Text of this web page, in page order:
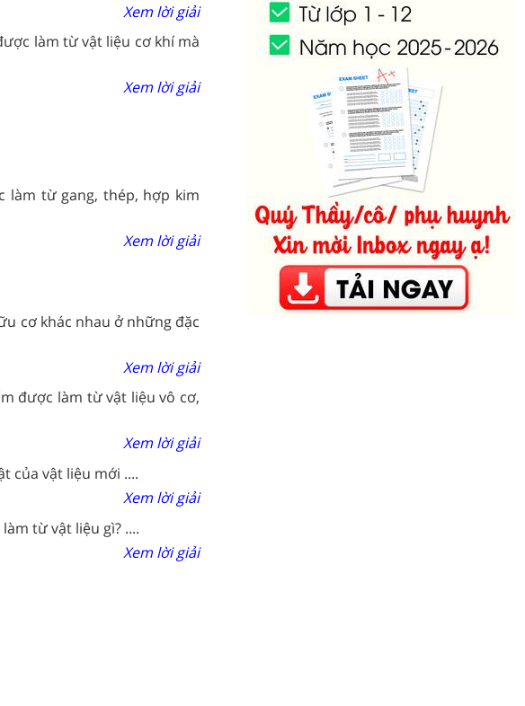
Xem lời giải
làm từ vật liệu cơ khí mà
Xem lời giải
làm từ gang, thép, hợp kim
Xem lời giải
cơ khác nhau ở những đặc
Xem lời giải
được làm từ vật liệu vô cơ,
Xem lời giải
của vật liệu mới ....
Xem lời giải
từ vật liệu gì? ....
Xem lời giải